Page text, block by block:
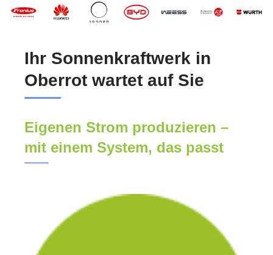
Ihr Sonnenkraftwerk in
Oberrot wartet auf Sie
Eigenen Strom produzieren –
mit einem System, das passt